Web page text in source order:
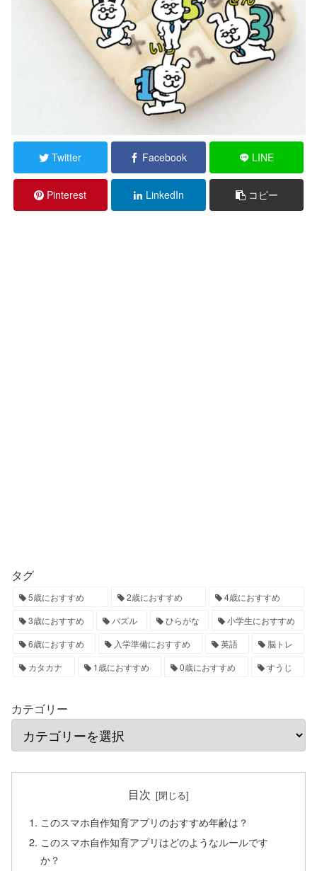
Twitter Facebook LINE
Pinterest LinkedIn コピー
タグ
5歳におすすめ 2歳におすすめ
4歳におすすめ
3歳におすすめ
パズル ひらがな
小学生におすすめ
6歳におすすめ
入学準備におすすめ 英語
脳トレ
カタカナ
1歳におすすめ 0歳におすすめ すうじ
カテゴリー
目次
このスマホ自作知育アプリのおすすめ年齢は？
このスマホ自作知育アプリはどのようなルールです
か？